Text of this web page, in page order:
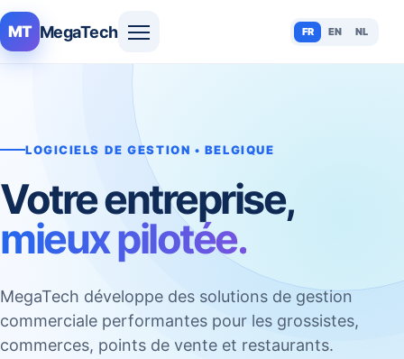
MT MegaTech FR EN NL
LOGICIELS DE GESTION • BELGIQUE
Votre entreprise,
mieux pilotée.
MegaTech développe des solutions de gestion
commerciale performantes pour les grossistes,
commerces, points de vente et restaurants.